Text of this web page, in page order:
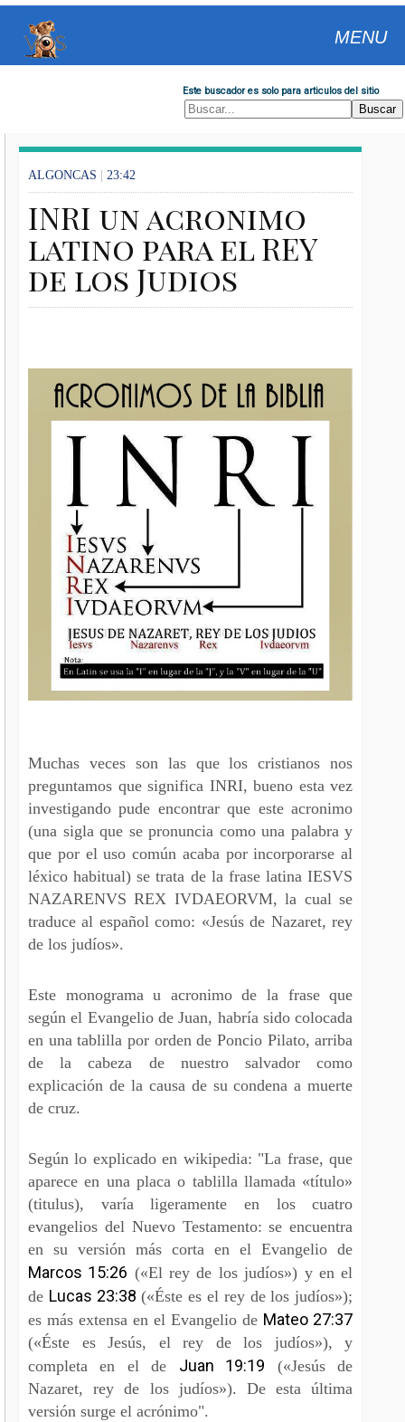
MENU
Este buscador es solo para articulos del sitio
ALGONCAS | 23:42
INRI un acronimo
latino para el REY
de los Judios
Muchas veces son las que los cristianos nos
preguntamos que significa INRI, bueno esta vez
investigando pude encontrar que este acronimo
(una sigla que se pronuncia como una palabra y
que por el uso común acaba por incorporarse al
léxico habitual) se trata de la frase latina IESVS
NAZARENVS REX IVDAEORVM, la cual se
traduce al español como: «Jesús de Nazaret, rey
de los judíos».
Este monograma u acronimo de la frase que
según el Evangelio de Juan, habría sido colocada
en una tablilla por orden de Poncio Pilato, arriba
de la cabeza de nuestro salvador como
explicación de la causa de su condena a muerte
de cruz.
Según lo explicado en wikipedia: "La frase, que
aparece en una placa o tablilla llamada «título»
(titulus), varía ligeramente en los cuatro
evangelios del Nuevo Testamento: se encuentra
en su versión más corta en el Evangelio de
Marcos 15:26 («El rey de los judíos») y en el
de Lucas 23:38 («Éste es el rey de los judíos»);
es más extensa en el Evangelio de Mateo 27:37
(«Éste es Jesús, el rey de los judíos»), y
completa en el de Juan 19:19 («Jesús de
Nazaret, rey de los judíos»). De esta última
versión surge el acrónimo".